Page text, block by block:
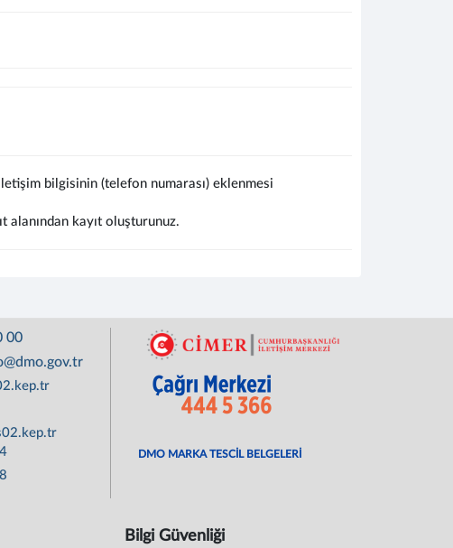
bilgisinin (telefon numarası) eklenmesi
kayıt oluşturunuz.
00
DMO MARKA TESCİL BELGELERİ
Bilgi Güvenliği